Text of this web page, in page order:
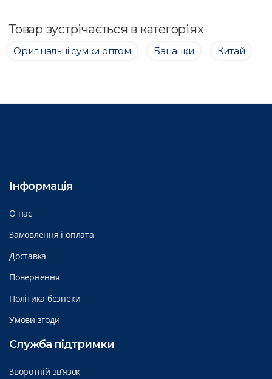
Товар зустрічається в категоріях
Оригінальні сумки оптом Бананки Китай
Інформація
О нас
Замовлення і оплата
Доставка
Повернення
Політика безпеки
Умови згоди
Служба підтримки
Зворотній зв’язок